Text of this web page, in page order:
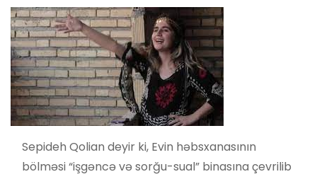
Sepideh Qolian deyir ki, Evin həbsxanasının
bölməsi “işgəncə və sorğu-sual” binasına çevrilib